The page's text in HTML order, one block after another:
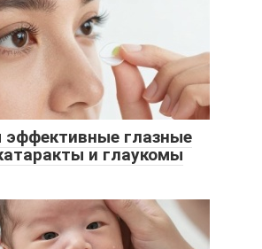
глазные
и глаукомы